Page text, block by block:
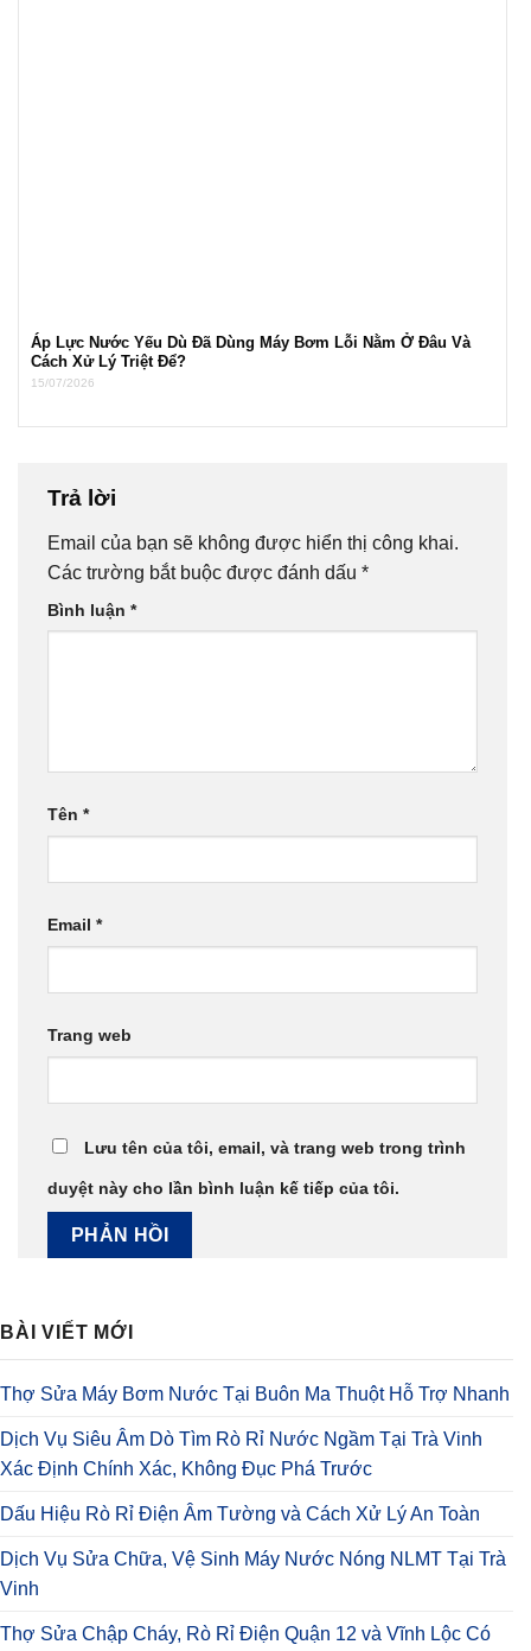
Áp Lực Nước Yếu Dù Đã Dùng Máy Bơm Lỗi Nằm Ở Đâu Và
Cách Xử Lý Triệt Để?
15/07/2026
Trả lời
Email của bạn sẽ không được hiển thị công khai.
Các trường bắt buộc được đánh dấu *
Bình luận *
Tên *
Email *
Trang web
Lưu tên của tôi, email, và trang web trong trình
duyệt này cho lần bình luận kế tiếp của tôi.
BÀI VIẾT MỚI
Thợ Sửa Máy Bơm Nước Tại Buôn Ma Thuột Hỗ Trợ Nhanh
Dịch Vụ Siêu Âm Dò Tìm Rò Rỉ Nước Ngầm Tại Trà Vinh
Xác Định Chính Xác, Không Đục Phá Trước
Dấu Hiệu Rò Rỉ Điện Âm Tường và Cách Xử Lý An Toàn
Dịch Vụ Sửa Chữa, Vệ Sinh Máy Nước Nóng NLMT Tại Trà
Vinh
Thợ Sửa Chập Cháy, Rò Rỉ Điện Quận 12 và Vĩnh Lộc Có